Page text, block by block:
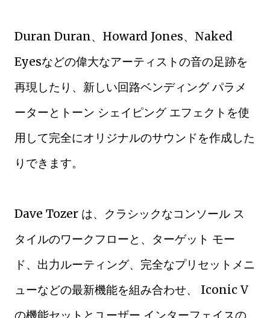
Duran Duran、Howard Jones、Naked
Eyesなどの偉大なアーティストの音の足跡を
再現したり、新しい回路ベンディング パラメ
ーターとトーン シェイピング エフェクトを使
用して完全にオリジナルのサウンドを作成した
りできます。
Dave Tozer は、クラシックなコンソール ス
タイルのワークフローと、ターゲット モー
ド、出力ルーティング、完全なプリセットメニ
ューなどの最新機能を組み合わせ、 Iconic V
の機能セットとユーザー インターフェイスの